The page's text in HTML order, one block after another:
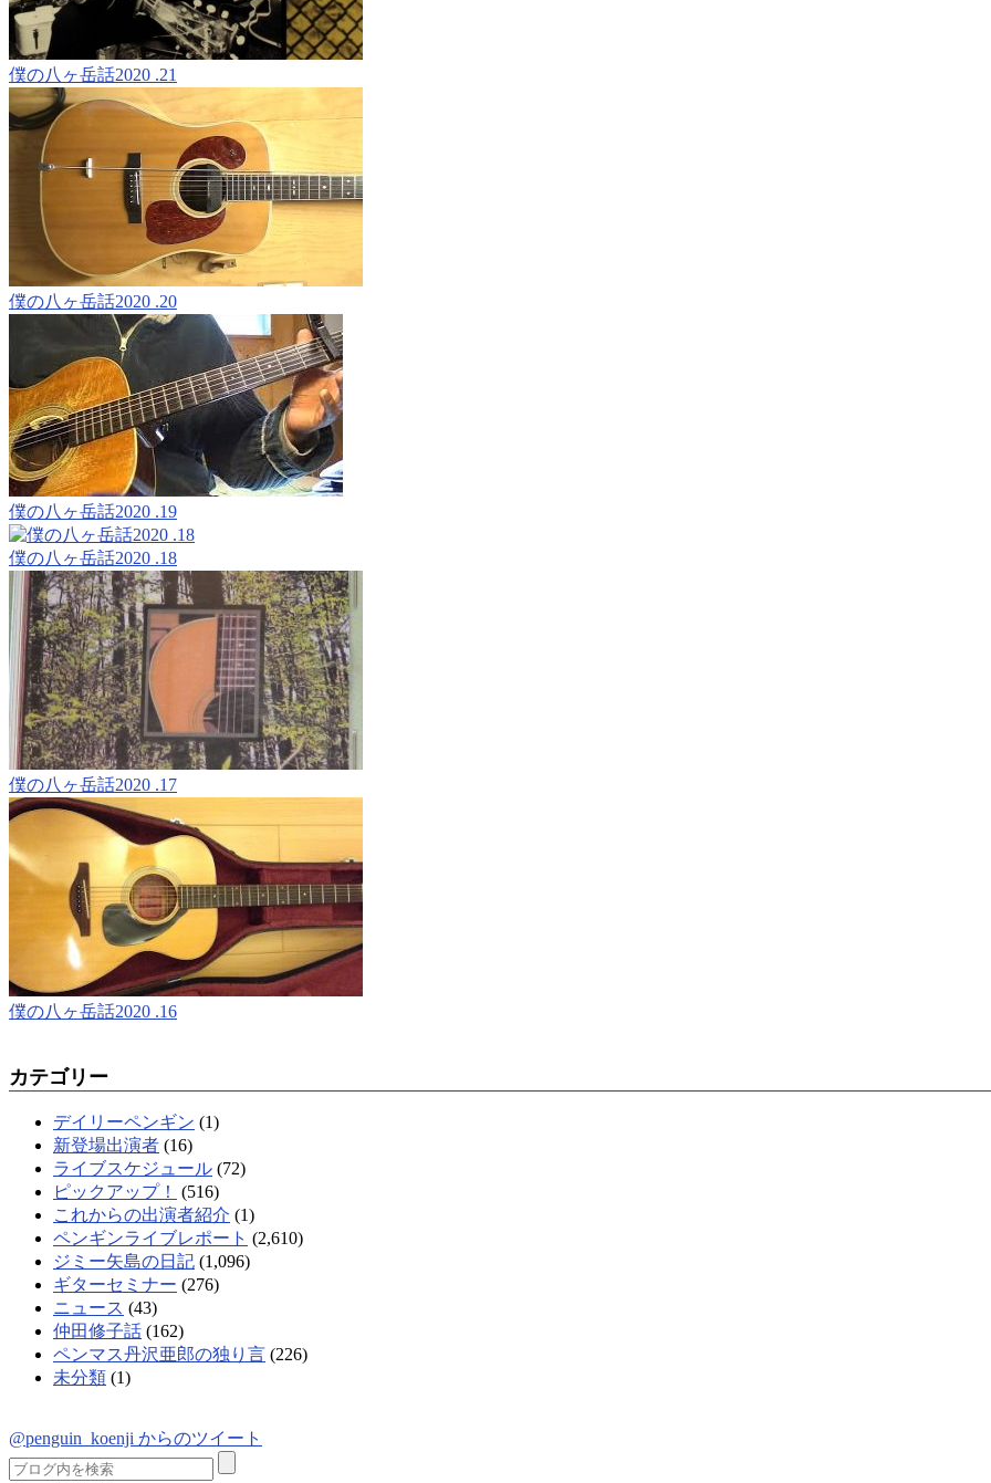
僕の八ヶ岳話2020 .21
僕の八ヶ岳話2020 .20
僕の八ヶ岳話2020 .19
僕の八ヶ岳話2020 .18
僕の八ヶ岳話2020 .17
僕の八ヶ岳話2020 .16
カテゴリー
デイリーペンギン (1)
新登場出演者 (16)
ライブスケジュール (72)
ピックアップ！
(516)
これからの出演者紹介 (1)
ペンギンライブレポート (2,610)
ジミー矢島の日記 (1,096)
ギターセミナー (276)
ニュース (43)
仲田修子話 (162)
ペンマス丹沢亜郎の独り言 (226)
未分類 (1)
@penguin_koenji からのツイート